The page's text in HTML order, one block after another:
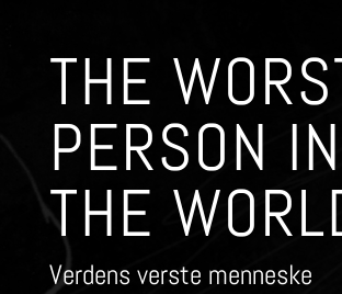
THE
PERSON IN
THE
Verdens verste menneske